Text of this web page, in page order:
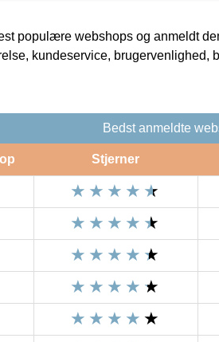
populære webshops og anmeldt
kundeservice, brugervenlighed,
Bedst anmeldte
Stjerner